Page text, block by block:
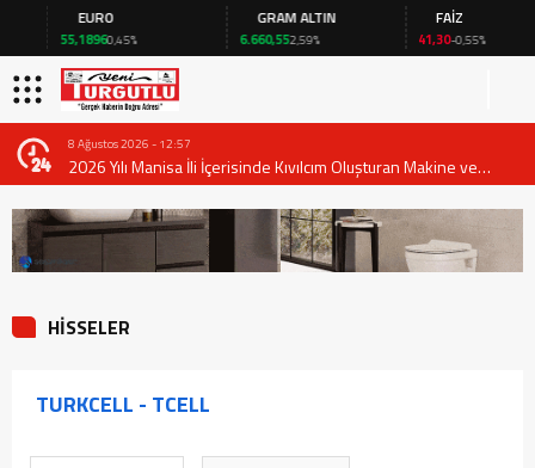
EURO
55,18960,45%
GRAM ALTIN
6.660,552,59%
FAİZ
41,30-0,55%
8 Ağustos 2026 - 12:57
2026 Yılı Manisa İli İçerisinde Kıvılcım Oluşturan Makine ve
Ekipmanların Kullanımında Alınması Gereken Tedbirlere İlişkin
Valilik Genel Emri
HİSSELER
TURKCELL - TCELL